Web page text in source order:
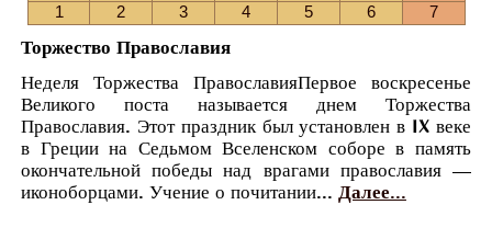
1
2 3 4 5 6 7
Торжество Православия
Неделя Торжества ПравославияПервое воскресенье
Великого поста называется днем Торжества
Православия. Этот праздник был установлен в IX веке
в Греции на Седьмом Вселенском соборе в память
окончательной победы над врагами православия —
иконоборцами. Учение о почитании... Далее...